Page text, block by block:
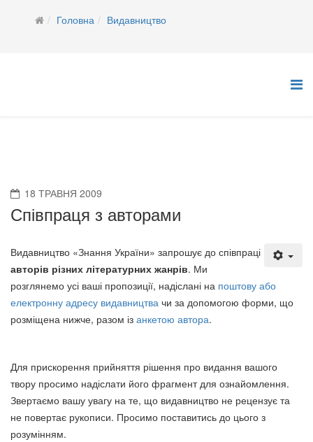
Головна Видавництво
18 ТРАВНЯ 2009
Співпраця з авторами
Видавництво «Знання України» запрошує до співпраці
авторів різних літературних жанрів. Ми
розглянемо усі ваші пропозиції, надіслані на поштову або
електронну адресу видавництва чи за допомогою форми, що
розміщена нижче, разом із анкетою автора.
Для прискорення прийняття рішення про видання вашого
твору просимо надіслати його фрагмент для ознайомлення.
Звертаємо вашу увагу на те, що видавництво не рецензує та
не повертає рукописи. Просимо поставитись до цього з
розумінням.